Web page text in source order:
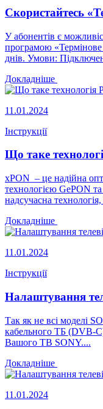
Скористайтесь
У абонентів є
програмою
днів. Умови:
Докладніше
11.01.2024
Інструкції
Що таке
xPON – це надійна
технологією GePON
надсучасна
Докладніше
11.01.2024
Інструкції
Налаштування
Так як не всі моделі
кабельного ТБ (DVB-
Вашого ТВ SONY....
Докладніше
11.01.2024